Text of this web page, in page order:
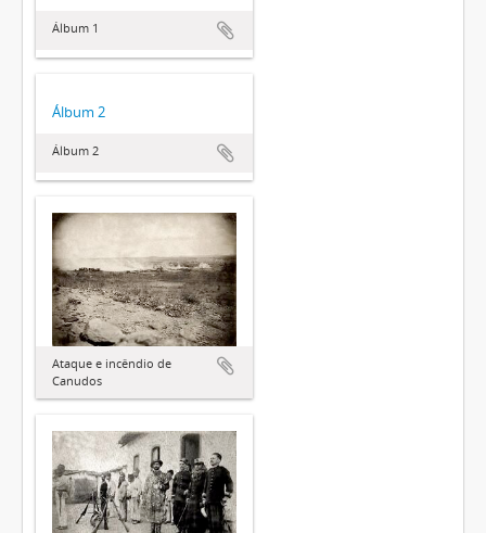
Álbum 1
Álbum 2
Álbum 2
Ataque e incêndio de
Canudos